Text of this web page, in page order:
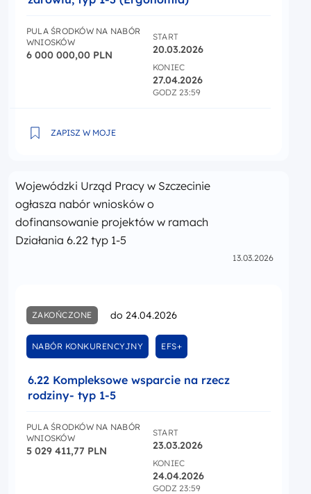
PULA ŚRODKÓW NA NABÓR
WNIOSKÓW
6 000 000,00 PLN
START
20.03.2026
KONIEC
27.04.2026
GODZ 23:59
ZAPISZ W MOJE
6.7 Aktywne starzenie się w dobrym zdrowiu, typ 1-3
Wojewódzki Urząd Pracy w Szczecinie
ogłasza nabór wniosków o
dofinansowanie projektów w ramach
Działania 6.22 typ 1-5
13.03.2026
ZAKOŃCZONE do 24.04.2026
NABÓR KONKURENCYJNY EFS+
6.22 Kompleksowe wsparcie na rzecz
rodziny- typ 1-5
PULA ŚRODKÓW NA NABÓR
WNIOSKÓW
5 029 411,77 PLN
START
23.03.2026
KONIEC
24.04.2026
GODZ 23:59